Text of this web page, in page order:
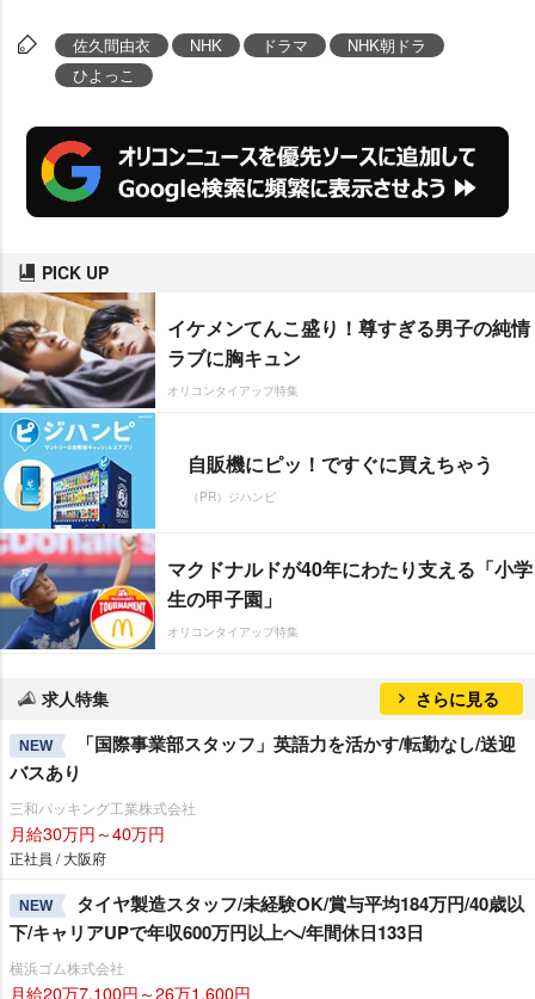
佐久間由衣 NHK ドラマ
NHK朝ドラ
ひよっこ
PICK UP
イケメンてんこ盛り！尊すぎる男子の純情
ラブに胸キュン
オリコンタイアップ特集
自販機にピッ！ですぐに買えちゃう
（PR）ジハンピ
マクドナルドが40年にわたり支える「小学
生の甲子園」
オリコンタイアップ特集
求人特集 さらに見る
NEW
「国際事業部スタッフ」英語力を活かす/転勤なし/送迎
バスあり
三和パッキング工業株式会社
月給30万円～40万円
正社員 / 大阪府
NEW
タイヤ製造スタッフ/未経験OK/賞与平均184万円/40歳以
下/キャリアUPで年収600万円以上へ/年間休日133日
横浜ゴム株式会社
月給20万7,100円～26万1,600円